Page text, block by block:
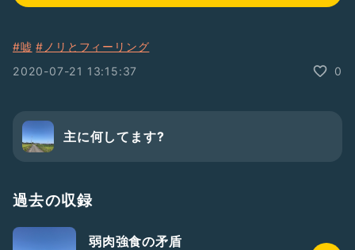
#嘘 #ノリとフィーリング
2020-07-21 13:15:37
0
主に何してます?
過去の収録
弱肉強食の矛盾